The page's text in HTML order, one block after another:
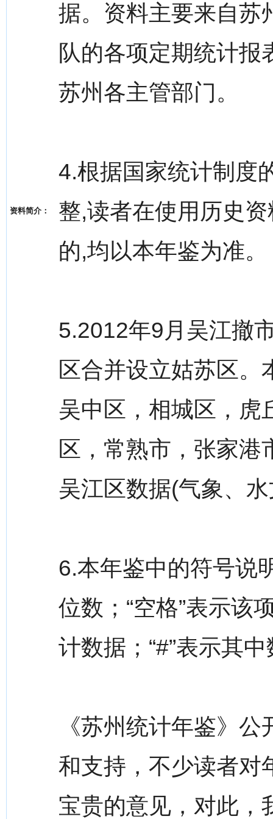
资料简介：
据。资料主要来自苏
队的各项定期统计报
苏州各主管部门。
4.根据国家统计制度
整,读者在使用历史
的,均以本年鉴为准。
5.2012年9月吴江撤
区合并设立姑苏区
吴中区，相城区，虎
区，常熟市，张家
吴江区数据(气象、
6.本年鉴中的符号说
位数；“空格”表示该
计数据；“#”表示其
《苏州统计年鉴》
和支持，不少读者对
宝贵的意见，对此，